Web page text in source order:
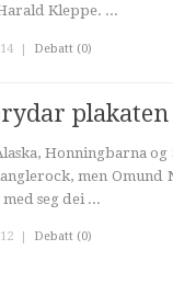
Kleppe. ...
| Debatt (0)
plakaten
Honningbarna
men
seg dei ...
Debatt (0)